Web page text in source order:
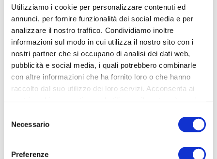
Utilizziamo i cookie per personalizzare contenuti ed
annunci, per fornire funzionalità dei social media e per
analizzare il nostro traffico. Condividiamo inoltre
informazioni sul modo in cui utilizza il nostro sito con i
nostri partner che si occupano di analisi dei dati web,
pubblicità e social media, i quali potrebbero combinarle
con altre informazioni che ha fornito loro o che hanno
raccolto dal suo utilizzo dei loro servizi. Acconsenta ai
delNecessario
Preferenze
NIRIA